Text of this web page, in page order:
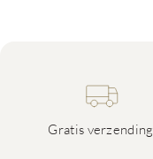
Gratis verzending